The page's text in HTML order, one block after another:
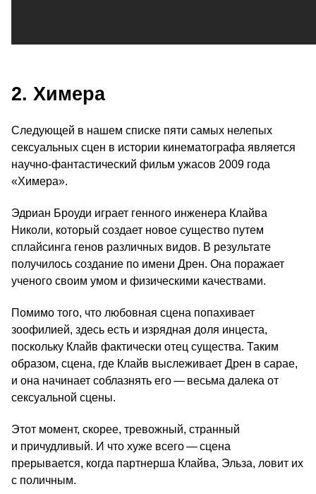
2. Химера
Следующей в нашем списке пяти самых нелепых
сексуальных сцен в истории кинематографа является
научно-фантастический фильм ужасов 2009 года
«Химера».
Эдриан Броуди играет генного инженера Клайва
Николи, который создает новое существо путем
сплайсинга генов различных видов. В результате
получилось создание по имени Дрен. Она поражает
ученого своим умом и физическими качествами.
Помимо того, что любовная сцена попахивает
зоофилией, здесь есть и изрядная доля инцеста,
поскольку Клайв фактически отец существа. Таким
образом, сцена, где Клайв выслеживает Дрен в сарае,
и она начинает соблазнять его — весьма далека от
сексуальной сцены.
Этот момент, скорее, тревожный, странный
и причудливый. И что хуже всего — сцена
прерывается, когда партнерша Клайва, Эльза, ловит их
с поличным.